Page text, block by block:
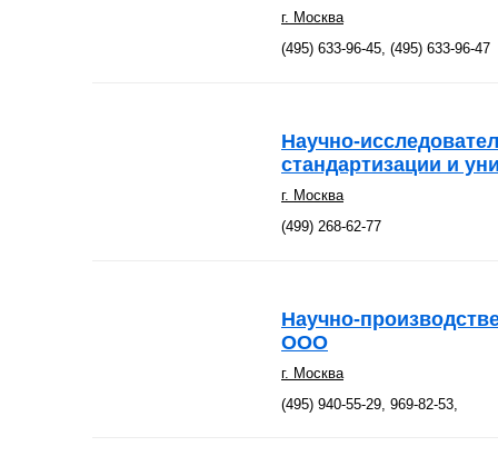
г. Москва
(495) 633-96-45, (495) 633-96-47
Научно-
стандартизации и
г. Москва
(499) 268-62-77
Научно-
ООО
г. Москва
(495) 940-55-29, 969-82-53,